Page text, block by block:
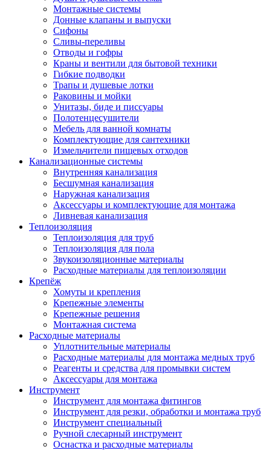
Монтажные системы
Донные клапаны и выпуски
Сифоны
Сливы-переливы
Отводы и гофры
Краны и вентили для бытовой техники
Гибкие подводки
Трапы и душевые лотки
Раковины и мойки
Унитазы, биде и писсуары
Полотенцесушители
Мебель для ванной комнаты
Комплектующие для сантехники
Измельчители пищевых отходов
Канализационные системы
Внутренняя канализация
Бесшумная канализация
Наружная канализация
Аксессуары и комплектующие для монтажа
Ливневая канализация
Теплоизоляция
Теплоизоляция для труб
Теплоизоляция для пола
Звукоизоляционные материалы
Расходные материалы для теплоизоляции
Крепёж
Хомуты и крепления
Крепежные элементы
Крепежные решения
Монтажная система
Расходные материалы
Уплотнительные материалы
Расходные материалы для монтажа медных труб
Реагенты и средства для промывки систем
Аксессуары для монтажа
Инструмент
Инструмент для монтажа фитингов
Инструмент для резки, обработки и монтажа труб
Инструмент специальный
Ручной слесарный инструмент
Оснастка и расходные материалы